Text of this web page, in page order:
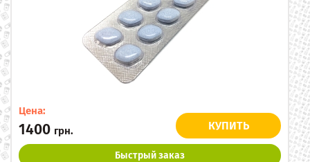
Цена:
1400 грн. КУПИТЬ
Быстрый заказ